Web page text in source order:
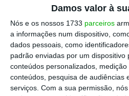
Damos valor à
Nós e os nossos 1733 parceiros
a informações num dispositivo,
dados pessoais, como
padrão enviadas por um dispositivo
conteúdos personalizados,
conteúdos, pesquisa de audiências
serviços. Com a sua permissão,
Moody’s sobe rating da CGD,
NB
Ler Mais
A agência salienta a